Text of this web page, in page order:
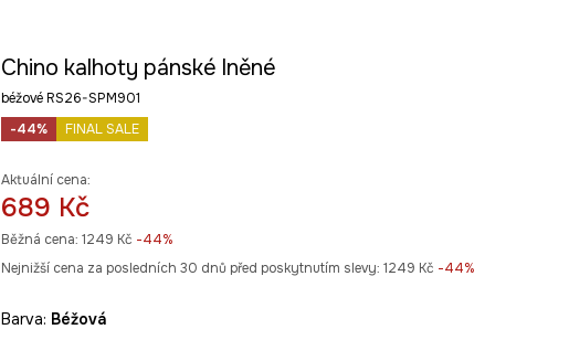
Chino kalhoty pánské lněné
béžové RS26-SPM901
-44%
FINAL SALE
Aktuální cena:
689 Kč
Běžná cena: 1249 Kč -44%
Nejnižší cena za posledních 30 dnů před poskytnutím slevy: 1249 Kč -44%
Barva: béžová